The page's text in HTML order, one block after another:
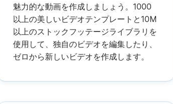
魅力的な動画を作成しましょう。1000
以上の美しいビデオテンプレートと10M
以上のストックフッテージライブラリを
使用して、独自のビデオを編集したり、
ゼロから新しいビデオを作成します。